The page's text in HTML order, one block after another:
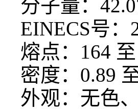
分子量：
EINECS号：
熔点： 164
密度： 0.89
外观：无色